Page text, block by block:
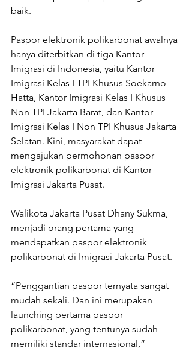
baik.
Paspor elektronik polikarbonat awalnya
hanya diterbitkan di tiga Kantor
Imigrasi di Indonesia, yaitu Kantor
Imigrasi Kelas I TPI Khusus Soekarno
Hatta, Kantor Imigrasi Kelas I Khusus
Non TPI Jakarta Barat, dan Kantor
Imigrasi Kelas I Non TPI Khusus Jakarta
Selatan. Kini, masyarakat dapat
mengajukan permohonan paspor
elektronik polikarbonat di Kantor
Imigrasi Jakarta Pusat.
Walikota Jakarta Pusat Dhany Sukma,
menjadi orang pertama yang
mendapatkan paspor elektronik
polikarbonat di Imigrasi Jakarta Pusat.
“Penggantian paspor ternyata sangat
mudah sekali. Dan ini merupakan
launching pertama paspor
polikarbonat, yang tentunya sudah
memiliki standar internasional,”